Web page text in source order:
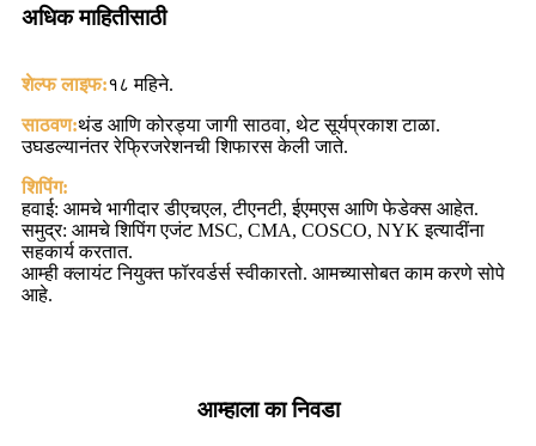
अधिक माहितीसाठी
शेल्फ लाइफ:१८ महिने.
साठवण:थंड आणि कोरड्या जागी साठवा, थेट सूर्यप्रकाश टाळा.
उघडल्यानंतर रेफ्रिजरेशनची शिफारस केली जाते.
शिपिंग:
हवाई: आमचे भागीदार डीएचएल, टीएनटी, ईएमएस आणि फेडेक्स आहेत.
समुद्र: आमचे शिपिंग एजंट MSC, CMA, COSCO, NYK इत्यादींना
सहकार्य करतात.
आम्ही क्लायंट नियुक्त फॉरवर्डर्स स्वीकारतो. आमच्यासोबत काम करणे सोपे
आहे.
आम्हाला का निवडा